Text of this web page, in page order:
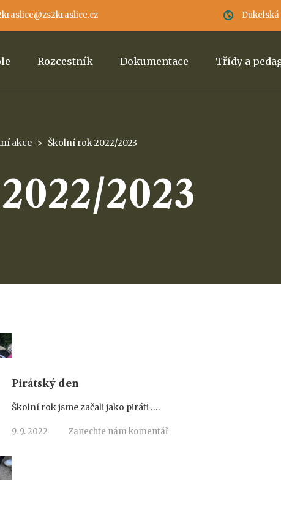
Dukelská
Rozcestník Dokumentace Třídy a
akce > Školní rok 2022/2023
2023
Pirátský den
Školní rok jsme začali jako piráti ….
9. 9. 2022 Zanechte nám komentář